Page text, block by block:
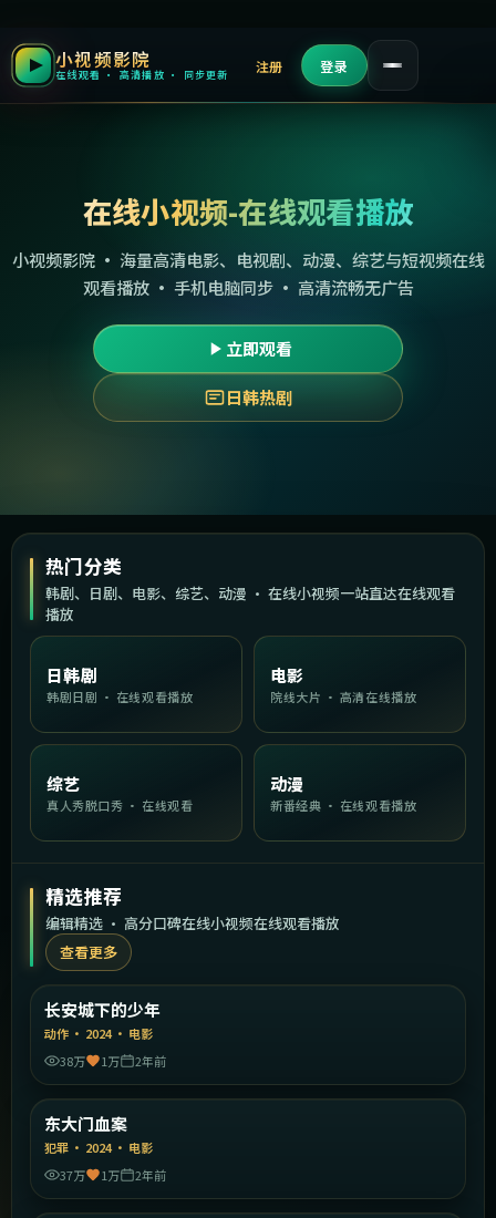
小视频影院
在线观看 · 高清播放 · 同步更新 注册 登录
在线小视频-在线观看播放
小视频影院 · 海量高清电影、电视剧、动漫、综艺与短视频在线
观看播放 · 手机电脑同步 · 高清流畅无广告
立即观看
日韩热剧
热门分类
韩剧、日剧、电影、综艺、动漫 · 在线小视频一站直达在线观看
播放
日韩剧
韩剧日剧 · 在线观看播放
电影
院线大片 · 高清在线播放
综艺
真人秀脱口秀 · 在线观看
动漫
新番经典 · 在线观看播放
精选推荐
编辑精选 · 高分口碑在线小视频在线观看播放
查看更多
精选
长安城下的少年
动作 · 2024· 电影
38万
1万 2年前
精选
东大门血案
犯罪 · 2024· 电影
37万
1万 2年前